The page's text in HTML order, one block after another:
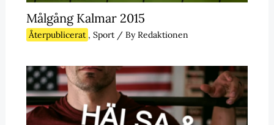
Målgång Kalmar 2015
Återpublicerat , Sport/ ByRedaktionen